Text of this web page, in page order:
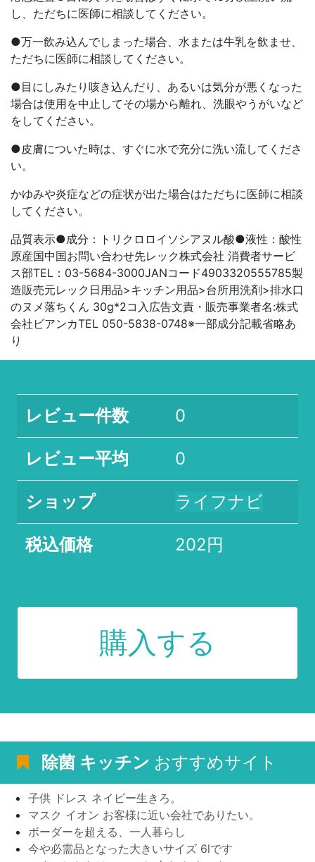
し、ただちに医師に相談してください。
●万一飲み込んでしまった場合、水または牛乳を飲ませ、
ただちに医師に相談してください。
●目にしみたり咳き込んだり、あるいは気分が悪くなった
場合は使用を中止してその場から離れ、洗眼やうがいなど
をしてください。
●皮膚についた時は、すぐに水で充分に洗い流してくださ
い。
かゆみや炎症などの症状が出た場合はただちに医師に相談
してください。
品質表示●成分：トリクロロイソシアヌル酸●液性：酸性
原産国中国お問い合わせ先レック株式会社 消費者サービ
ス部TEL：03-5684-3000JANコード4903320555785製
造販売元レック日用品>キッチン用品>台所用洗剤>排水口
のヌメ落ちくん 30g*2コ入広告文責・販売事業者名:株式
会社ビアンカTEL 050-5838-0748※一部成分記載省略あ
り
レビュー件数 0
レビュー平均 0
ショップ ライフナビ
税込価格 202円
購入する
除菌 キッチン おすすめサイト
子供 ドレス ネイビー生きろ。
マスク イオン お客様に近い会社でありたい。
ボーダーを超える、一人暮らし
今や必需品となった大きいサイズ 6lです